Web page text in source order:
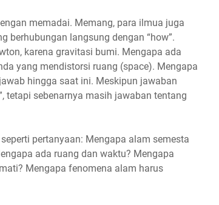
memadai. Memang, para ilmua juga
berhubungan langsung dengan “how”.
karena gravitasi bumi. Mengapa ada
yang mendistorsi ruang (space). Mengapa
hingga saat ini. Meskipun jawaban
tetapi sebenarnya masih jawaban tentang
pertanyaan: Mengapa alam semesta
ada ruang dan waktu? Mengapa
Mengapa fenomena alam harus